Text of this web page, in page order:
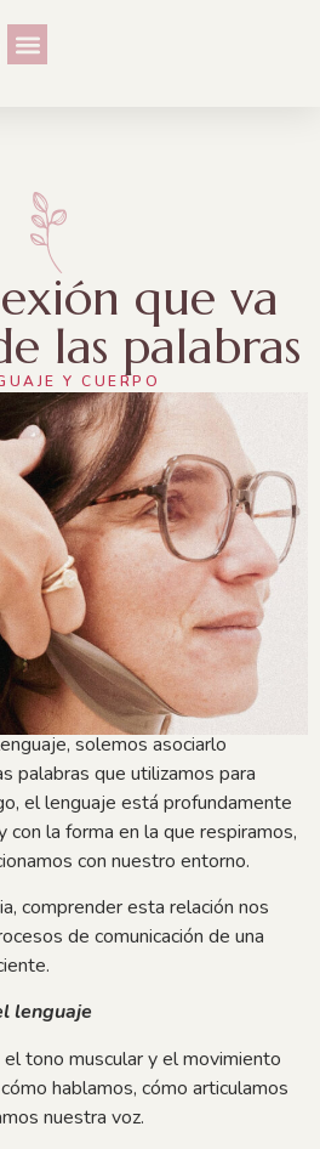
que va
las palabras
Y CUERPO
solemos asociarlo
palabras que utilizamos para
el lenguaje está profundamente
con la forma en la que respiramos,
con nuestro entorno.
comprender esta relación nos
de comunicación de una
lenguaje
tono muscular y el movimiento
hablamos, cómo articulamos
nuestra voz.